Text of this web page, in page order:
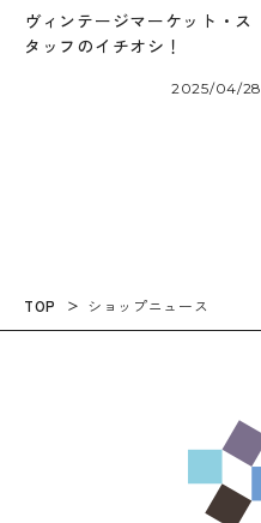
ヴィンテージマーケット・ス
タッフのイチオシ！
2025/04/28
TOP ショップニュース